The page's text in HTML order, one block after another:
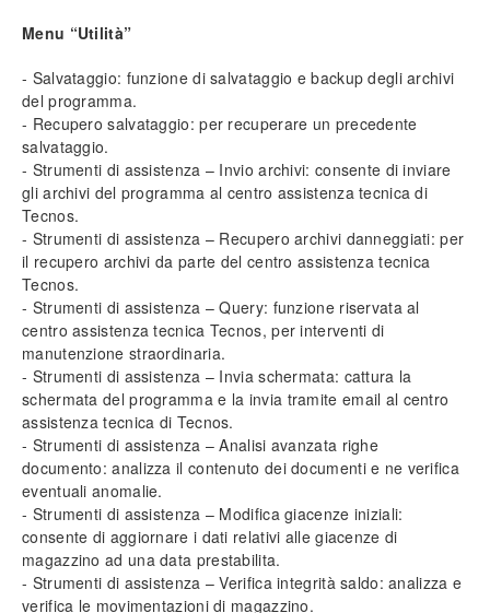
Menu “Utilità”
- Salvataggio: funzione di salvataggio e backup degli archivi
del programma.
- Recupero salvataggio: per recuperare un precedente
salvataggio.
- Strumenti di assistenza – Invio archivi: consente di inviare
gli archivi del programma al centro assistenza tecnica di
Tecnos.
- Strumenti di assistenza – Recupero archivi danneggiati: per
il recupero archivi da parte del centro assistenza tecnica
Tecnos.
- Strumenti di assistenza – Query: funzione riservata al
centro assistenza tecnica Tecnos, per interventi di
manutenzione straordinaria.
- Strumenti di assistenza – Invia schermata: cattura la
schermata del programma e la invia tramite email al centro
assistenza tecnica di Tecnos.
- Strumenti di assistenza – Analisi avanzata righe
documento: analizza il contenuto dei documenti e ne verifica
eventuali anomalie.
- Strumenti di assistenza – Modifica giacenze iniziali:
consente di aggiornare i dati relativi alle giacenze di
magazzino ad una data prestabilita.
- Strumenti di assistenza – Verifica integrità saldo: analizza e
verifica le movimentazioni di magazzino.